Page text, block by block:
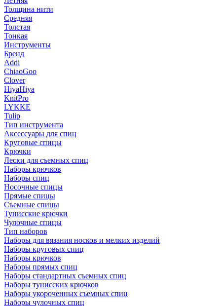
Толщина нити
Средняя
Толстая
Тонкая
Инструменты
Бренд
Addi
ChiaoGoo
Clover
HiyaHiya
KnitPro
LYKKE
Tulip
Тип инструмента
Аксессуары для спиц
Круговые спицы
Крючки
Лески для съемных спиц
Наборы крючков
Наборы спиц
Носочные спицы
Прямые спицы
Съемные спицы
Тунисские крючки
Чулочные спицы
Тип наборов
Наборы для вязания носков и мелких изделий
Наборы круговых спиц
Наборы крючков
Наборы прямых спиц
Наборы стандартных съемных спиц
Наборы тунисских крючков
Наборы укороченных съемных спиц
Наборы чулочных спиц